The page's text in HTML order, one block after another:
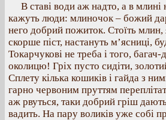
В ставі води аж надто, а в млині
кажуть люди: млиночок – божий
него добрий пожиток. Стоїть
скорше піст, настануть м’ясниці,
Токарчукові не треба і того,
околицю! Гріх пусто сидіти,
Сплету кілька кошиків і гайда з
гарно червоним пруттям
аж рвуться, таки добрий гріш
вадить. На пару воликів уже собі